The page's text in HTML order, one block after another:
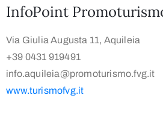
InfoPoint
Via Giulia Augusta 11, Aquileia
+39 0431 919491
info.aquileia@promoturismo.fvg.it
www.turismofvg.it